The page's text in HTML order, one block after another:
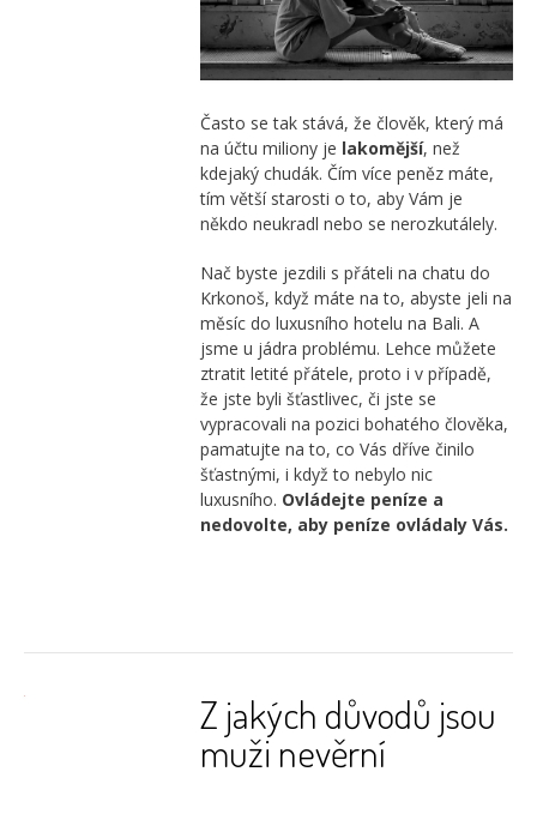
Často se tak stává, že člověk, který má
na účtu miliony je lakomější, než
kdejaký chudák. Čím více peněz máte,
tím větší starosti o to, aby Vám je
někdo neukradl nebo se nerozkutálely.
Nač byste jezdili s přáteli na chatu do
Krkonoš, když máte na to, abyste jeli na
měsíc do luxusního hotelu na Bali. A
jsme u jádra problému. Lehce můžete
ztratit letité přátele, proto i v případě,
že jste byli šťastlivec, či jste se
vypracovali na pozici bohatého člověka,
pamatujte na to, co Vás dříve činilo
šťastnými, i když to nebylo nic
luxusního. Ovládejte peníze a
nedovolte, aby peníze ovládaly Vás.
Z jakých důvodů jsou
muži nevěrní